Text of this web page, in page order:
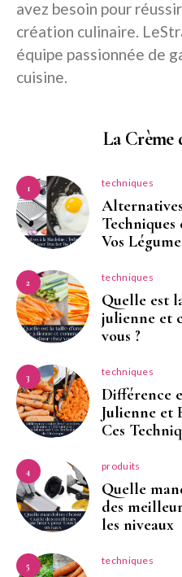
avez besoin pour
création culinaire.
équipe passionnée de
cuisine.
La Crème
1 techniques
Vos
2 techniques
Quelle est
julienne et
vous ?
3 techniques
Différence
Julienne et
Ces
4 produits
Quelle
des
les niveaux
5 techniques